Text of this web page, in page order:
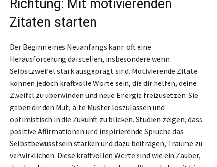
Richtung: Mit motivierenden
Zitaten starten
Der Beginn eines Neuanfangs kann oft eine
Herausforderung darstellen, insbesondere wenn
Selbstzweifel stark ausgeprägt sind. Motivierende Zitate
können jedoch kraftvolle Worte sein, die dir helfen, deine
Zweifel zu überwinden und neue Energie freizusetzen. Sie
geben dir den Mut, alte Muster loszulassen und
optimistisch in die Zukunft zu blicken. Studien zeigen, dass
positive Affirmationen und inspirierende Sprüche das
Selbstbewusstsein stärken und dazu beitragen, Träume zu
verwirklichen. Diese kraftvollen Worte sind wie ein Zauber,